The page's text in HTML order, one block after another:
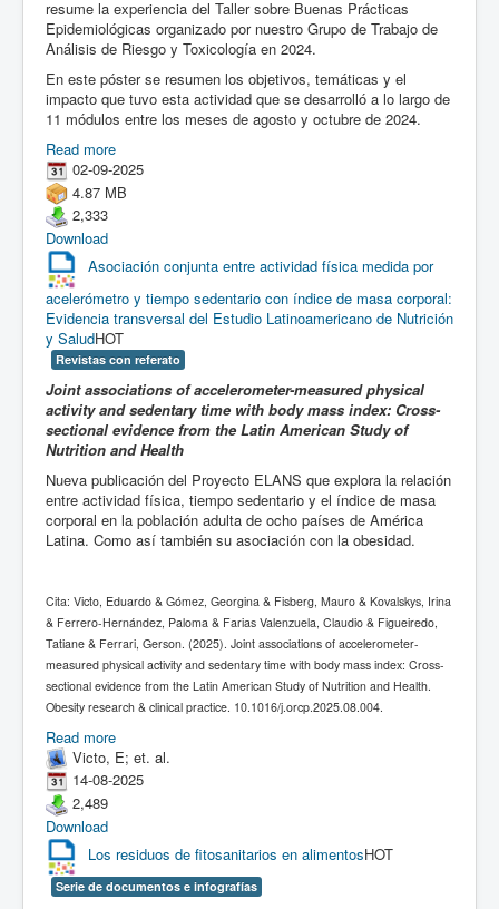
resume la experiencia del Taller sobre Buenas Prácticas
Epidemiológicas organizado por nuestro Grupo de Trabajo de
Análisis de Riesgo y Toxicología en 2024.
En este póster se resumen los objetivos, temáticas y el
impacto que tuvo esta actividad que se desarrolló a lo largo de
11 módulos entre los meses de agosto y octubre de 2024.
Read more
02-09-2025
4.87 MB
2,333
Download
Asociación conjunta entre actividad física medida por
acelerómetro y tiempo sedentario con índice de masa corporal:
Evidencia transversal del Estudio Latinoamericano de Nutrición
y SaludHOT
Revistas con referato
Joint associations of accelerometer-measured physical
activity and sedentary time with body mass index: Cross-
sectional evidence from the Latin American Study of
Nutrition and Health
Nueva publicación del Proyecto ELANS que explora la relación
entre actividad física, tiempo sedentario y el índice de masa
corporal en la población adulta de ocho países de América
Latina. Como así también su asociación con la obesidad.
Cita: Victo, Eduardo & Gómez, Georgina & Fisberg, Mauro & Kovalskys, Irina
& Ferrero-Hernández, Paloma & Farias Valenzuela, Claudio & Figueiredo,
Tatiane & Ferrari, Gerson. (2025). Joint associations of accelerometer-
measured physical activity and sedentary time with body mass index: Cross-
sectional evidence from the Latin American Study of Nutrition and Health.
Obesity research & clinical practice. 10.1016/j.orcp.2025.08.004.
Read more
Victo, E; et. al.
14-08-2025
2,489
Download
Los residuos de fitosanitarios en alimentosHOT
Serie de documentos e infografías